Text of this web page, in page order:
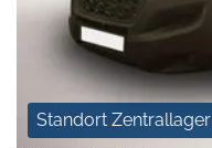
Standort Zentrallager